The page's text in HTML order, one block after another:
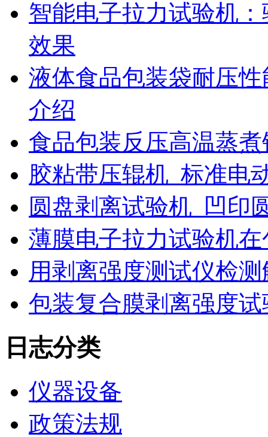
智能电子拉力试验机
效果
液体食品包装袋耐压
介绍
食品包装反压高温蒸
胶粘带压辊机_标准电
圆盘剥离试验机_凹印
薄膜电子拉力试验机
用剥离强度测试仪检
包装复合膜剥离强度
日志分类
仪器设备
政策法规